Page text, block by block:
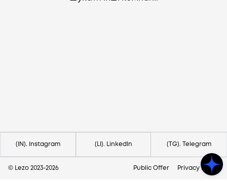
(IN). Instagram (LI). LinkedIn (TG). Telegram
© Lezo 2023-2026 Public Offer Privacy Policy